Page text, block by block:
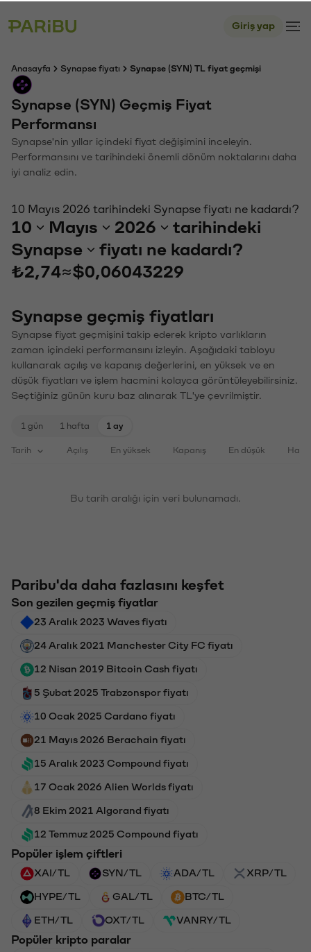
Giriş yap
Anasayfa Synapse fiyatı Synapse (SYN) TL fiyat geçmişi
Synapse (SYN) Geçmiş Fiyat
Performansı
Synapse'nin yıllar içindeki fiyat değişimini inceleyin.
Performansını ve tarihindeki önemli dönüm noktalarını daha
iyi analiz edin.
10 Mayıs 2026 tarihindeki Synapse fiyatı ne kadardı?
10 Mayıs 2026
tarihindeki
Synapse
fiyatı ne kadardı?
₺2,74≈$0,06043229
Synapse geçmiş fiyatları
Synapse fiyat geçmişini takip ederek kripto varlıkların
zaman içindeki performansını izleyin. Aşağıdaki tabloyu
kullanarak açılış ve kapanış değerlerini, en yüksek ve en
düşük fiyatları ve işlem hacmini kolayca görüntüleyebilirsiniz.
Seçtiğiniz günün kuru baz alınarak TL'ye çevrilmiştir.
1 gün 1 hafta 1 ay
Tarih Açılış En yüksek Kapanış En düşük
Bu tarih aralığı için veri bulunamadı.
Paribu'da daha fazlasını keşfet
Son gezilen geçmiş fiyatlar
23 Aralık 2023 Waves fiyatı
24 Aralık 2021 Manchester City FC fiyatı
12 Nisan 2019 Bitcoin Cash fiyatı
5 Şubat 2025 Trabzonspor fiyatı
10 Ocak 2025 Cardano fiyatı
21 Mayıs 2026 Berachain fiyatı
15 Aralık 2023 Compound fiyatı
17 Ocak 2026 Alien Worlds fiyatı
8 Ekim 2021 Algorand fiyatı
12 Temmuz 2025 Compound fiyatı
Popüler işlem çiftleri
XAI/TL SYN/TL ADA/TL XRP/TL
HYPE/TL GAL/TL BTC/TL
ETH/TL OXT/TL VANRY/TL
Popüler kripto paralar